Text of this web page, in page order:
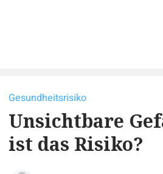
Gesundheitsrisiko
Unsichtbare
ist das Risiko?